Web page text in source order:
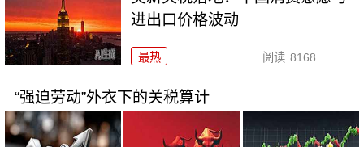
进出口价格波动
最热 阅读 8168
“强迫劳动”外衣下的关税算计